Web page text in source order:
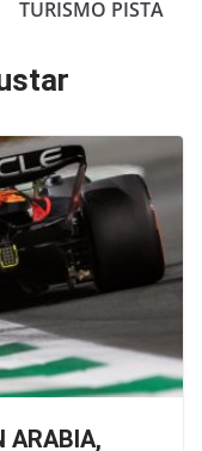
TURISMO PISTA
ARABIA,